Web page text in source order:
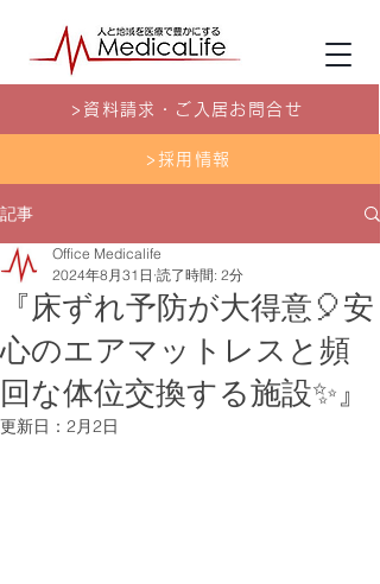
>資料請求・ご入居お問合せ
>採用情報
記事
『床ずれ予防が大得意🎈安
心のエアマットレスと頻
回な体位交換する施設✨』
Office Medicalife
2024年8月31日 読了時間: 2分
更新日： 2月2日